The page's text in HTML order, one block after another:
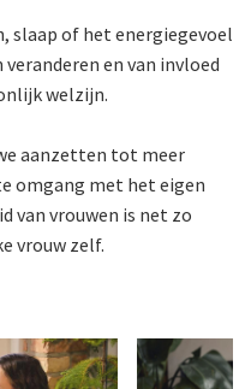
slaap of het energiegevoel
en van invloed
welzijn.
aanzetten tot meer
omgang met het eigen
van vrouwen is net zo
vrouw zelf.